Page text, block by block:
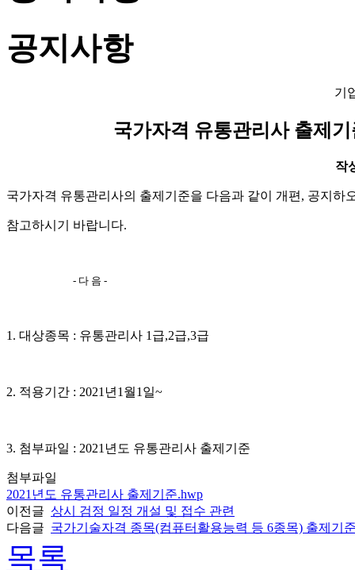
공지사항
기
국가자격 유통관리사 출제
작
국가자격 유통관리사의 출제기준을 다음과 같이 개편 , 공지하
참고하시기 바랍니다.
- 다 음 -
1. 대상종목 : 유통관리사 1 급,2급,3급
2. 적용기간 : 2021 년 1 월1 일~
3. 첨부파일 : 2021 년도 유통관리사 출제기준
첨부파일
2021년도 유통관리사 출제기준.hwp
이전글 상시 검정 일정 개설 및 접수 관련
다음글 국가기술자격 종목(컴퓨터활용능력 등 6종목) 출제기
목록